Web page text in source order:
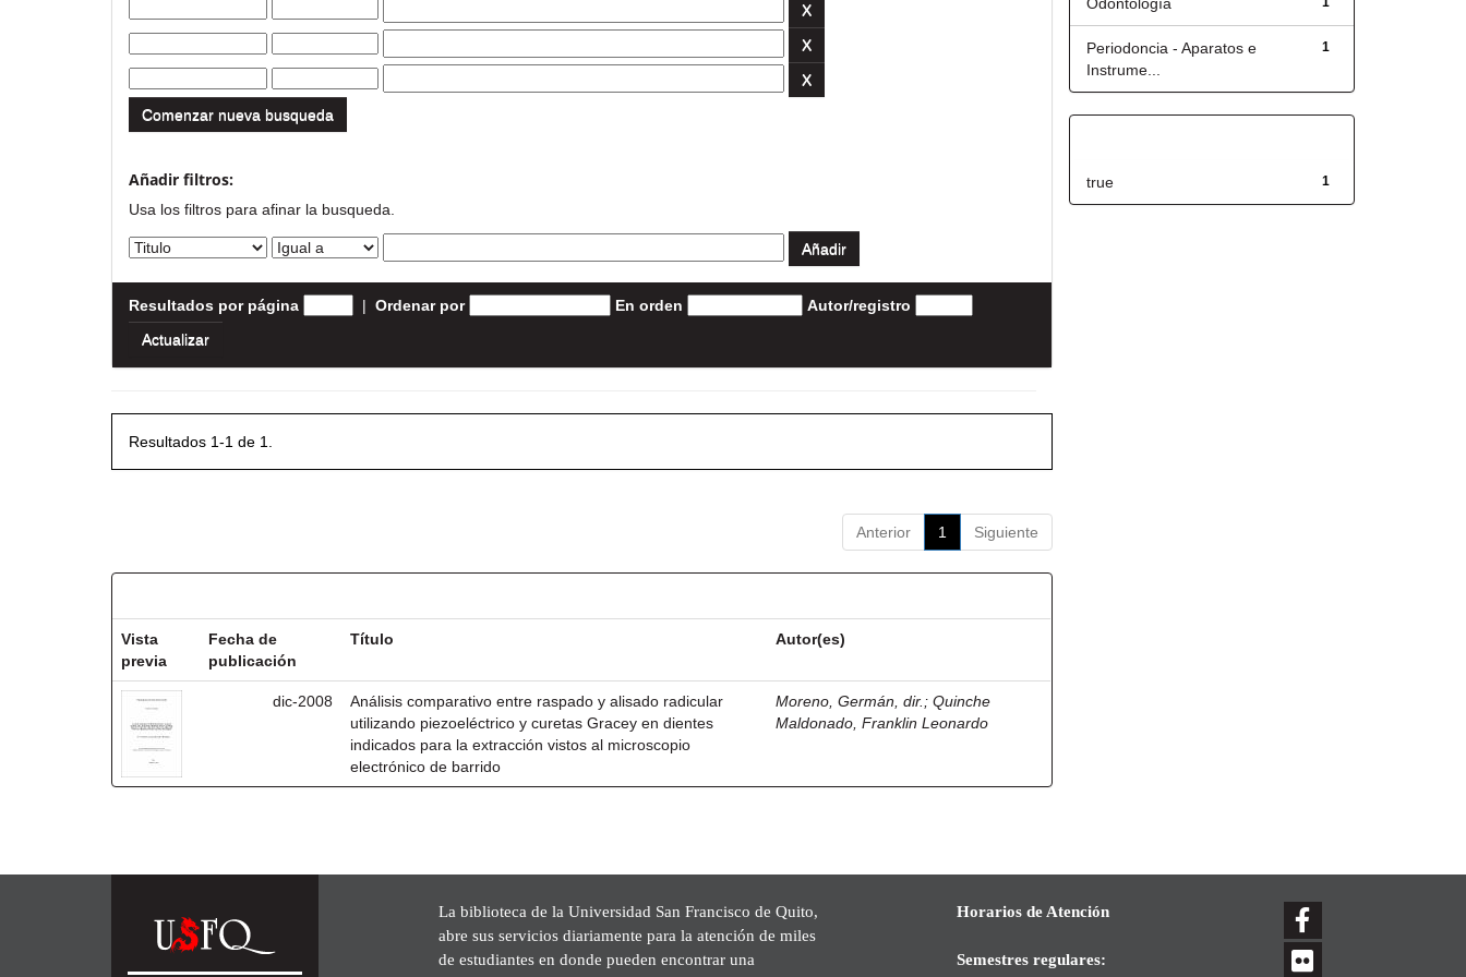
Comenzar nueva busqueda
Añadir filtros:
Usa los filtros para afinar la busqueda.
Resultados por página | Ordenar por En orden Autor/registro
Resultados 1-1 de 1.
Anterior 1 Siguiente
Vista
previa
Fecha de
publicación
Título Autor(es)
dic-2008
Análisis comparativo entre raspado y alisado radicular
utilizando piezoeléctrico y curetas Gracey en dientes
indicados para la extracción vistos al microscopio
electrónico de barrido
Moreno, Germán, dir. ;Quinche
Maldonado, Franklin Leonardo
1
Periodoncia - Aparatos e
Instrume...
1
true
La biblioteca de la Universidad San Francisco de Quito,
abre sus servicios diariamente para la atención de miles
de estudiantes en donde pueden encontrar una
Horarios de Atención
Semestres regulares: